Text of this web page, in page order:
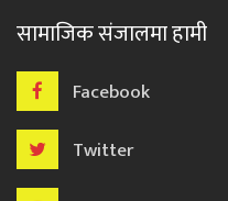
सामाजिक संजालमा हामी
Facebook
Twitter